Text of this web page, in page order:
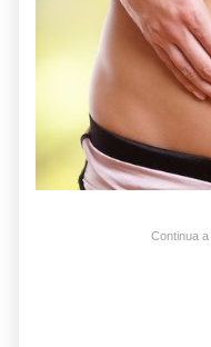
Continua